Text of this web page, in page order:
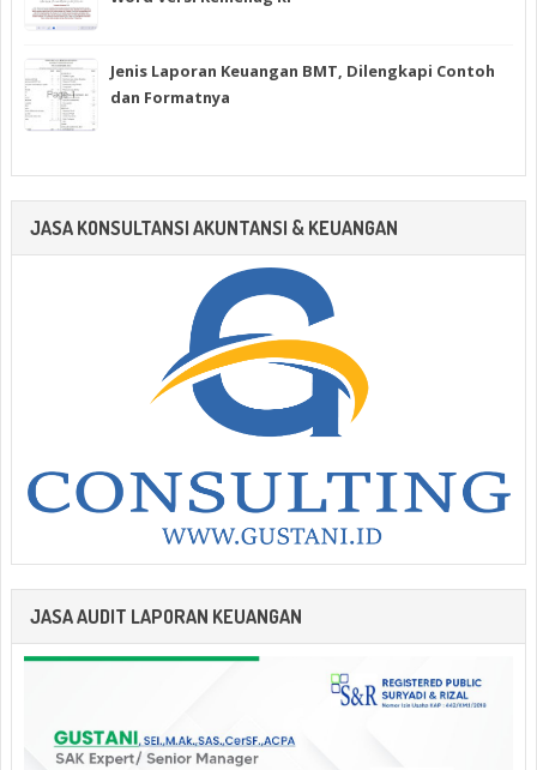
Jenis Laporan Keuangan BMT, Dilengkapi Contoh
dan Formatnya
JASA KONSULTANSI AKUNTANSI & KEUANGAN
JASA AUDIT LAPORAN KEUANGAN